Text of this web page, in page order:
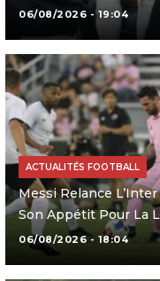
06/08/2026 - 19:04
ACTUALITÉS FOOTBALL
Messi Relance
Son Appétit Pour La
06/08/2026 - 18:04